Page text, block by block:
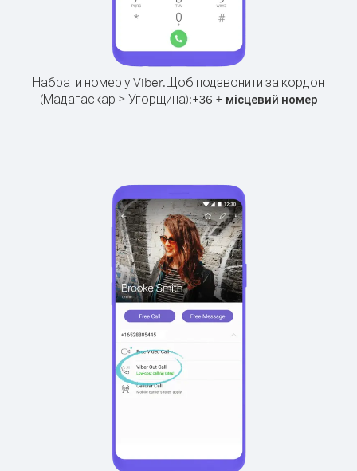
Набрати номер у Viber.Щоб подзвонити за кордон
(Мадагаскар > Угорщина):+36 + місцевий номер